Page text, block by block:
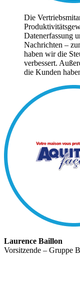
Die
Datenerfassung
Nachrichten –
haben wir die
verbessert.
die Kunden
Laurence Baillon
Vorsitzende – Gruppe